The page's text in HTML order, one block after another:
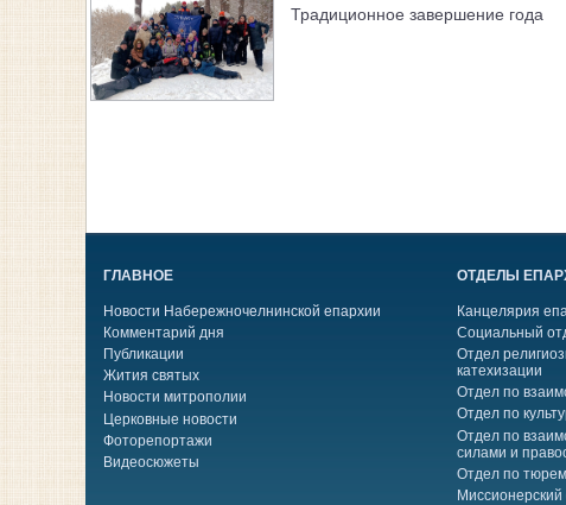
Традиционное завершение года
ГЛАВНОЕ
Новости Набережночелнинской епархии
Комментарий дня
Публикации
Жития святых
Новости митрополии
Церковные новости
Фоторепортажи
Видеосюжеты
ОТДЕЛЫ
Канцелярия
Социальный
Отдел
катехизации
Отдел по
Отдел по
Отдел по
силами и
Отдел по
Миссионерский